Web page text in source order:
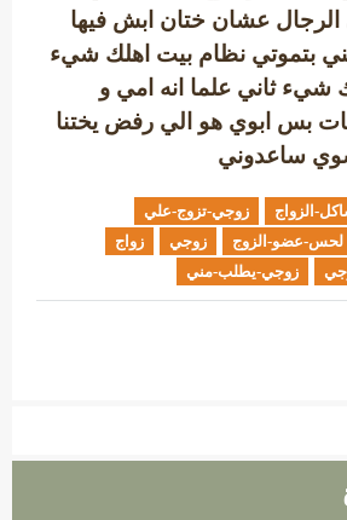
الرجال عشان ختان ابش فيها
بتموتي نظام بيت اهلك شيء
ثاني علما انه امي و
بس ابوي هو الي رفض يختنا
ساعدوني
الزواج
زوجي-تزوج-علي
لحس-عضو-الزوج زوجي
زواج
زوجي-يطلب-مني